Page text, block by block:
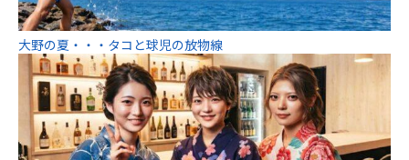
大野の夏・・・タコと球児の放物線